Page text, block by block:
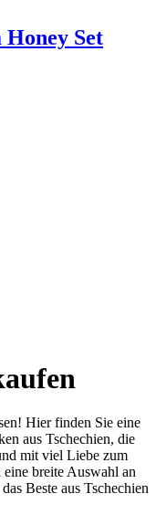
Set
Hier finden Sie eine
aus Tschechien, die
mit viel Liebe zum
breite Auswahl an
Beste aus Tschechien